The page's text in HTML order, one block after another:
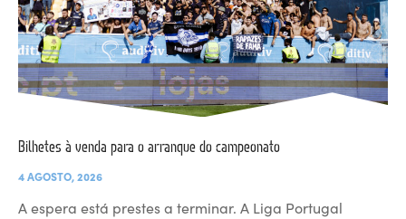
Bilhetes à venda para o arranque do campeonato
4 AGOSTO, 2026
A espera está prestes a terminar. A Liga Portugal